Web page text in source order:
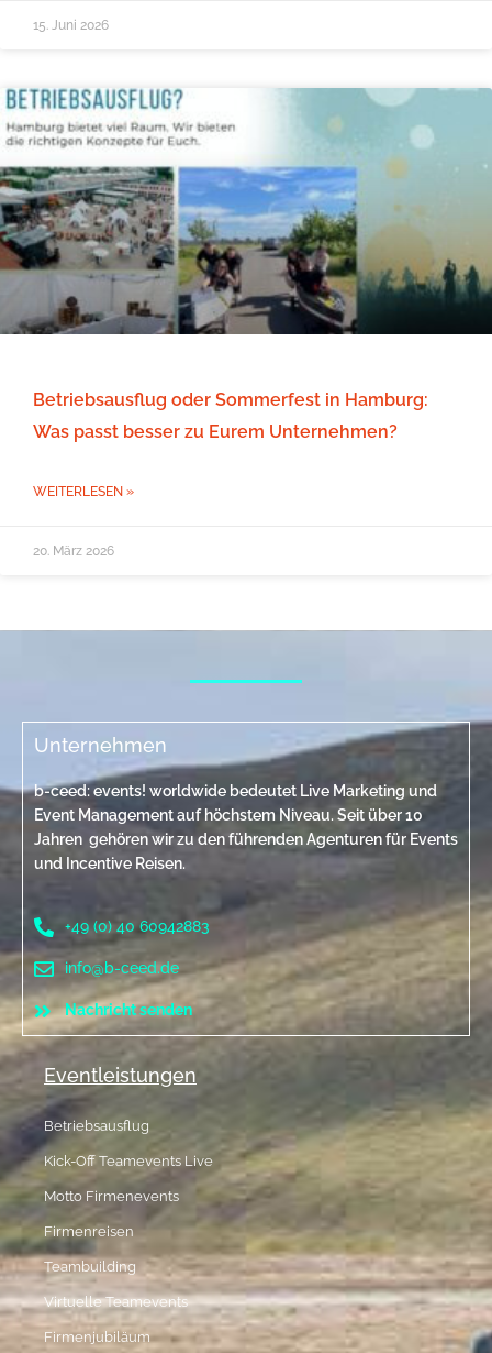
15. Juni 2026
Betriebsausflug oder Sommerfest in Hamburg:
Was passt besser zu Eurem Unternehmen?
WEITERLESEN »
20. März 2026
Unternehmen
b-ceed: events! worldwide bedeutet Live Marketing und
Event Management auf höchstem Niveau. Seit über 10
Jahren gehören wir zu den führenden Agenturen für Events
und Incentive Reisen.
+49 (0) 40 60942883
info@b-ceed.de
Nachricht senden
Eventleistungen
Betriebsausflug
Kick-Off Teamevents Live
Motto Firmenevents
Firmenreisen
Teambuilding
Virtuelle Teamevents
Firmenjubiläum